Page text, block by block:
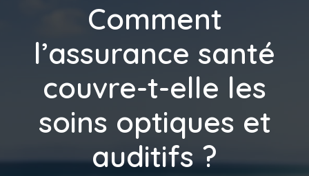
Comment
l’assurance santé
couvre-t-elle les
soins optiques et
auditifs ?